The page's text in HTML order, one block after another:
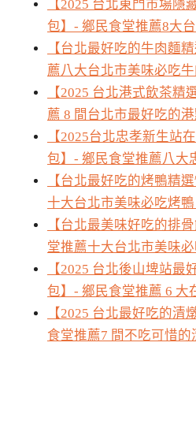
【2025 台北東門市場隱
包】- 鄉民食堂推薦8大
【台北最好吃的牛肉麵
薦八大台北市美味必吃牛
【2025 台北港式飲茶精
薦 8 間台北市最好吃的港
【2025台北忠孝新生站
包】- 鄉民食堂推薦八大
【台北最好吃的烤鴨精
十大台北市美味必吃烤鴨
【台北最美味好吃的排
堂推薦十大台北市美味必
【2025 台北後山埤站最
包】- 鄉民食堂推薦 6 大
【2025 台北最好吃的清
食堂推薦7 間不吃可惜的